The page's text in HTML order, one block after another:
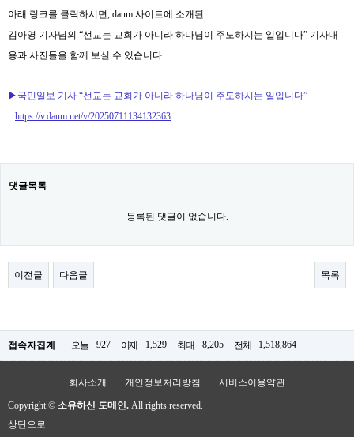
아래 링크를 클릭하시면, daum 사이트에 소개된
김아영 기자님의 “선교는 교회가 아니라 하나님이 주도하시는 일입니다” 기사내
용과 사진들을 함께 보실 수 있습니다.
▶ 국민일보 기사 “선교는 교회가 아니라 하나님이 주도하시는 일입니다”
https://v.daum.net/v/20250711134132363
댓글목록
등록된 댓글이 없습니다.
이전글 다음글 목록
접속자집계 오늘 927 어제 1,529 최대 8,205 전체 1,518,864
회사소개 개인정보처리방침 서비스이용약관
Copyright © 소유하신 도메인. All rights reserved.
상단으로